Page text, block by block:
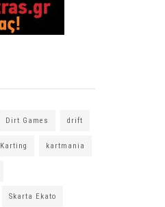
Dirt Games drift
Karting kartmania
Skarta Ekato